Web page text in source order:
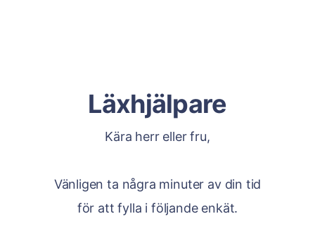
Läxhjälpare
Kära herr eller fru,
Vänligen ta några minuter av din tid
för att fylla i följande enkät.